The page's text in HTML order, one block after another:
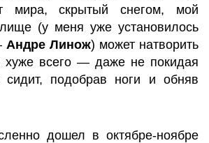
мира, скрытый снегом, мой
(у меня уже установилось
Андре Линож) может натворить
хуже всего — даже не покидая
сидит, подобрав ноги и обняв
дошел в октябре-ноябре